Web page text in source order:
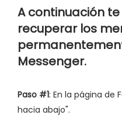
A continuación
recuperar los
Messenger.
Paso #1: En la página de
hacia abajo".